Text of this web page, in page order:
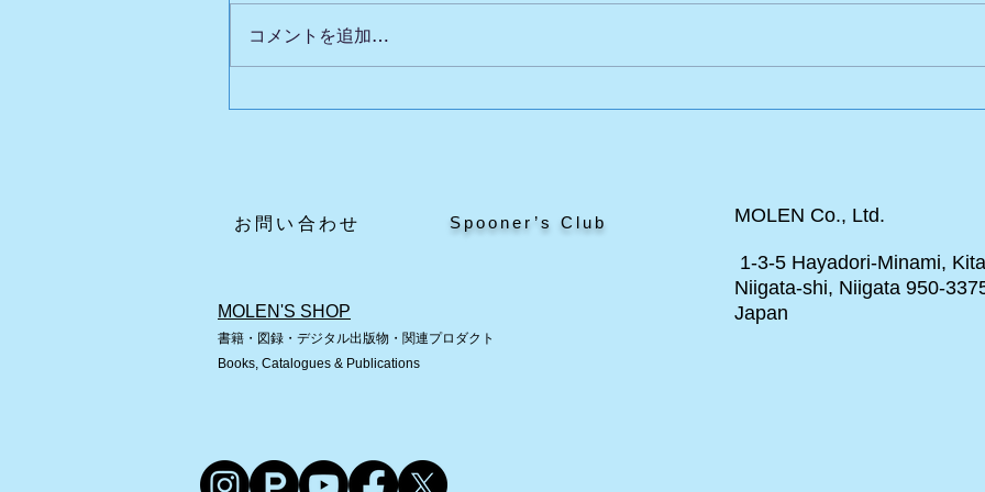
コメントを追加…
​お問い合わせ Spooner’s Club
MOLEN'S SHOP
書籍・図録・デジタル出版物・関連プロダクト
Books, Catalogues & Publications
MOLEN Co., Ltd.
1-3-5 Hayadori-Minami,
Niigata-shi, Niigata 950-
Japan